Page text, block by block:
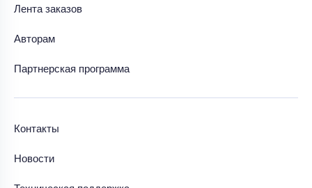
Лента заказов
Авторам
Партнерская программа
Контакты
Новости